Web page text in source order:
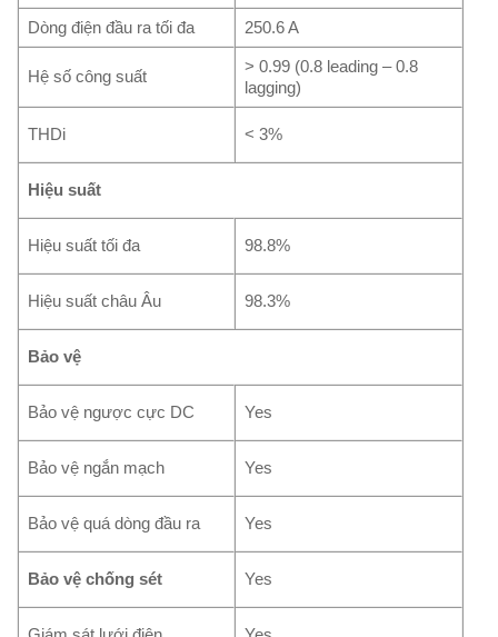
Dòng điện đầu ra tối đa 250.6 A
Hệ số công suất
> 0.99 (0.8 leading – 0.8
lagging)
THDi < 3%
Hiệu suất
Hiệu suất tối đa 98.8%
Hiệu suất châu Âu 98.3%
Bảo vệ
Bảo vệ ngược cực DC Yes
Bảo vệ ngắn mạch Yes
Bảo vệ quá dòng đầu ra Yes
Bảo vệ chống sét Yes